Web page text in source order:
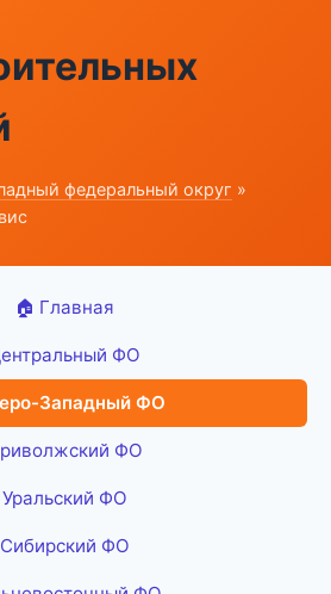
федеральный округ »
🏠 Главная
ФО
Западный ФО
ФО
Уральский ФО
Сибирский ФО